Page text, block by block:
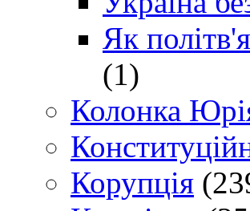
Як
(1)
Колонка
Корупція